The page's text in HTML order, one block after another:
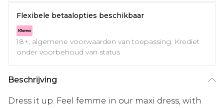
Flexibele betaalopties beschikbaar
18+, algemene voorwaarden van toepassing. Krediet
onder voorbehoud van status
Beschrijving
Dress it up. Feel femme in our maxi dress, with